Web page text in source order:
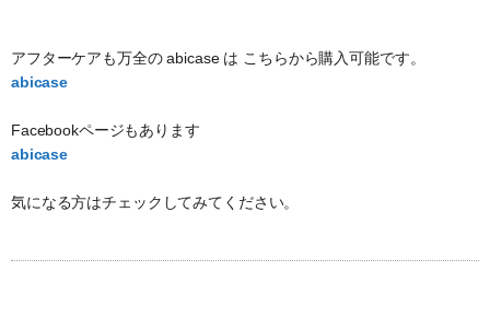
アフターケアも万全の abicase は こちらから購入可能です。
abicase
Facebookページもあります
abicase
気になる方はチェックしてみてください。